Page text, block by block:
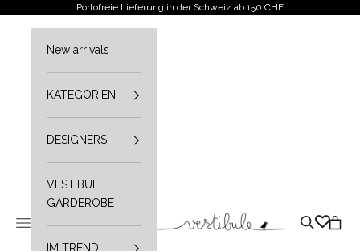
Zum Inhalt springenPortofreie Lieferung in der Schweiz ab 150 CHF
Vestibule
Navigationsmenü öffnen Suche
New arrivals
KATEGORIEN
DESIGNERS
VESTIBULE
GARDEROBE
IM TREND